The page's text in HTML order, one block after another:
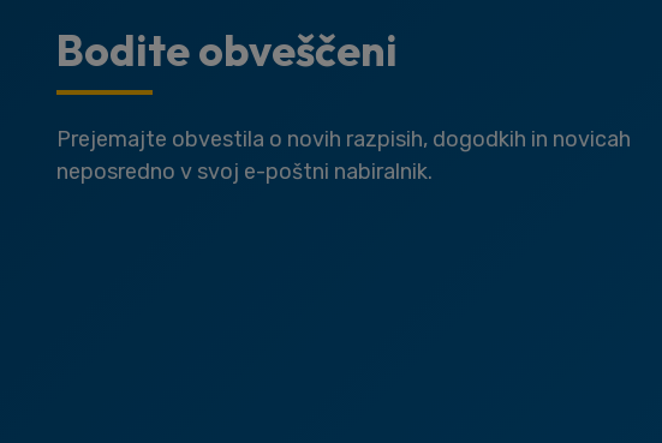
Bodite obveščeni
Prejemajte obvestila o novih razpisih, dogodkih in novicah
neposredno v svoj e-poštni nabiralnik.